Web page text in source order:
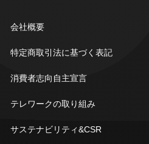
会社概要
特定商取引法に基づく表記
消費者志向自主宣言
テレワークの取り組み
サステナビリティ&CSR